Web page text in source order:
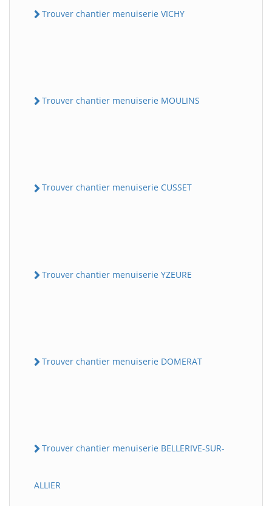
Trouver chantier menuiserie VICHY
Trouver chantier menuiserie MOULINS
Trouver chantier menuiserie CUSSET
Trouver chantier menuiserie YZEURE
Trouver chantier menuiserie DOMERAT
Trouver chantier menuiserie BELLERIVE-SUR-
ALLIER